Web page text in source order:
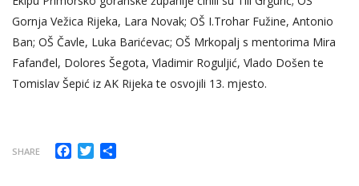
Gornja Vežica Rijeka, Lara Novak; OŠ I.Trohar Fužine, Antonio
Ban; OŠ Čavle, Luka Barićevac; OŠ Mrkopalj s mentorima Mira
Fafanđel, Dolores Šegota, Vladimir Roguljić, Vlado Došen te
Tomislav Šepić iz AK Rijeka te osvojili 13. mjesto.
SHARE Facebook
Twitter